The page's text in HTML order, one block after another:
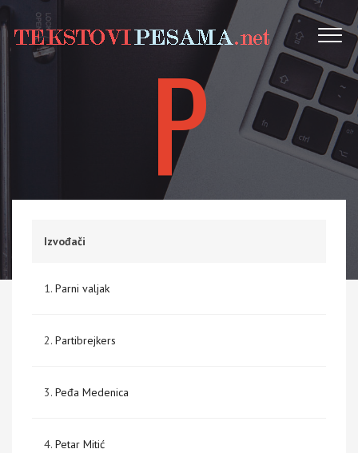
P
Izvođači
1. Parni valjak
2. Partibrejkers
3. Peđa Medenica
4. Petar Mitić